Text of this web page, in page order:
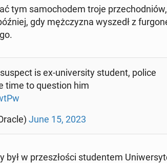
tym sa­mo­cho­dem troje
gdy męż­czy­zna wyszedł z
is ex-uni­ver­si­ty student, police
time to qu­estion him
June 15, 2023
był w prze­szło­ści stu­den­tem